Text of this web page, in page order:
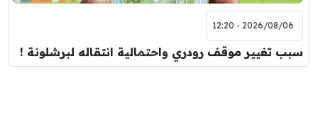
2026/08/06 - 12:20
سبب تغيير موقف رودري واحتمالية انتقاله لبرشلونة !